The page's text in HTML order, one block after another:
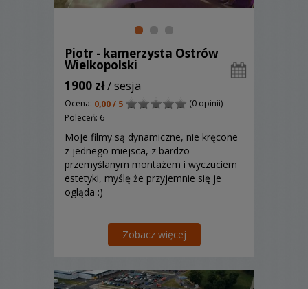
Piotr - kamerzysta Ostrów
Wielkopolski
1900 zł/ sesja
Ocena: 0,00 / 5
(0 opinii)
Poleceń: 6
Moje filmy są dynamiczne, nie kręcone
z jednego miejsca, z bardzo
przemyślanym montażem i wyczuciem
estetyki, myślę że przyjemnie się je
ogląda :)
Zobacz więcej